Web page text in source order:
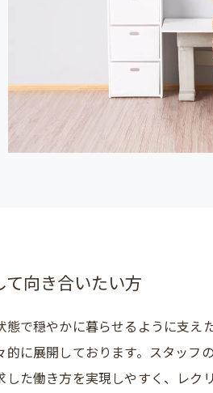
て向き合いたい方
態で穏やかに暮らせるように支え
的に展開しております。スタッフ
した働き方を実現しやすく、レク